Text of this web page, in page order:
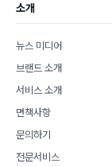
소개
뉴스 미디어
브랜드 소개
서비스 소개
면책사항
문의하기
전문서비스